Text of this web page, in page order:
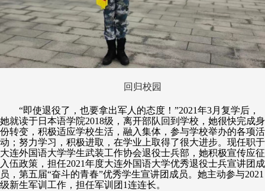
回归校园
“即使退役了，也要拿出军人的态度！”2021年3月复学后，
她就读于日本语学院2018级，离开部队回到学校，她很快完成身
份转变，积极适应学校生活，融入集体，参与学校举办的各项活
动；努力学习，积极进取，在学业上取得了很大进步。现任职于
大连外国语大学学生武装工作协会退役士兵部，她积极宣传应征
入伍政策，担任2021年度大连外国语大学优秀退役士兵宣讲团成
员，第五届“奋斗的青春”优秀学生宣讲团成员。她主动参与2021
级新生军训工作，担任军训团1连连长。